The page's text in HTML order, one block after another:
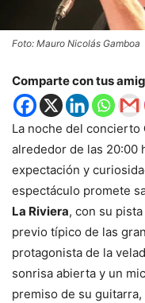
Foto: Mauro Nicolás Gamboa
Comparte con tus
La noche del concierto
alrededor de las 20:00
expectación y
espectáculo promete
La Riviera, con su
previo típico de las
protagonista de la
sonrisa abierta y un
premiso de su